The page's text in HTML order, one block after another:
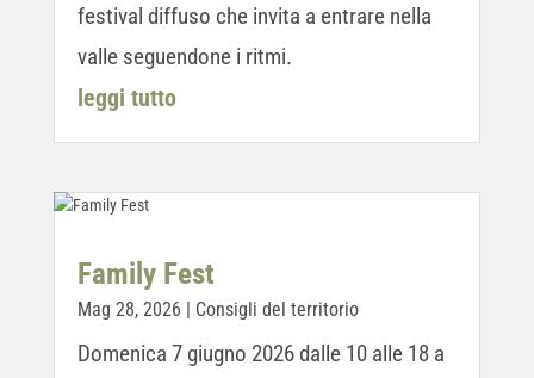
festival diffuso che invita a entrare nella
valle seguendone i ritmi.
leggi tutto
Family Fest
Mag 28, 2026 | Consigli del territorio
Domenica 7 giugno 2026 dalle 10 alle 18 a